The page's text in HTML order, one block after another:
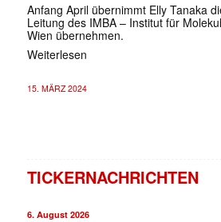
Anfang April übernimmt Elly Tanaka
Leitung des IMBA – Institut für
Wien übernehmen.
Weiterlesen
15. MÄRZ 2024
TICKERNACHRICHTEN
6. August 2026